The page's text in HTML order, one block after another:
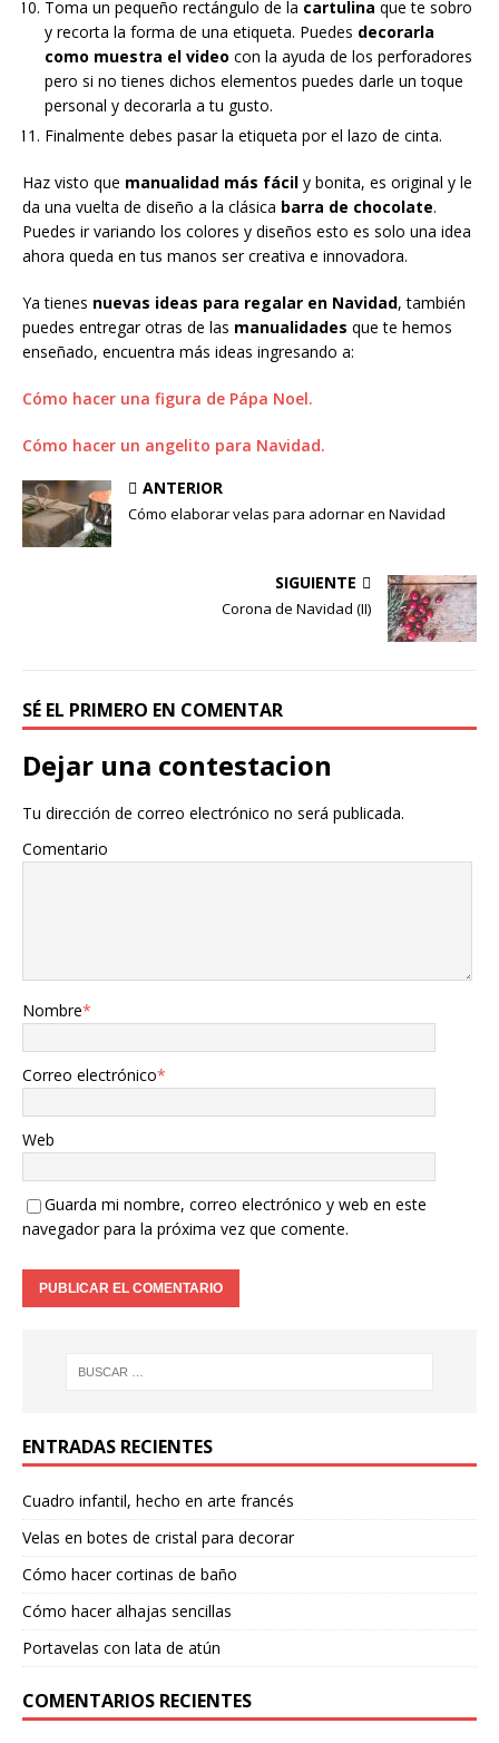
Toma un pequeño rectángulo de la cartulina que te sobro
y recorta la forma de una etiqueta. Puedes decorarla
como muestra el video con la ayuda de los perforadores
pero si no tienes dichos elementos puedes darle un toque
personal y decorarla a tu gusto.
Finalmente debes pasar la etiqueta por el lazo de cinta.
Haz visto que manualidad más fácil y bonita, es original y le
da una vuelta de diseño a la clásica barra de chocolate.
Puedes ir variando los colores y diseños esto es solo una idea
ahora queda en tus manos ser creativa e innovadora.
Ya tienes nuevas ideas para regalar en Navidad, también
puedes entregar otras de las manualidades que te hemos
enseñado, encuentra más ideas ingresando a:
Cómo hacer una figura de Pápa Noel.
Cómo hacer un angelito para Navidad.
ANTERIOR
Cómo elaborar velas para adornar en Navidad
SIGUIENTE
Corona de Navidad (II)
SÉ EL PRIMERO EN COMENTAR
Dejar una contestacion
Tu dirección de correo electrónico no será publicada.
Comentario
Nombre*
Correo electrónico*
Web
Guarda mi nombre, correo electrónico y web en este
navegador para la próxima vez que comente.
ENTRADAS RECIENTES
Cuadro infantil, hecho en arte francés
Velas en botes de cristal para decorar
Cómo hacer cortinas de baño
Cómo hacer alhajas sencillas
Portavelas con lata de atún
COMENTARIOS RECIENTES